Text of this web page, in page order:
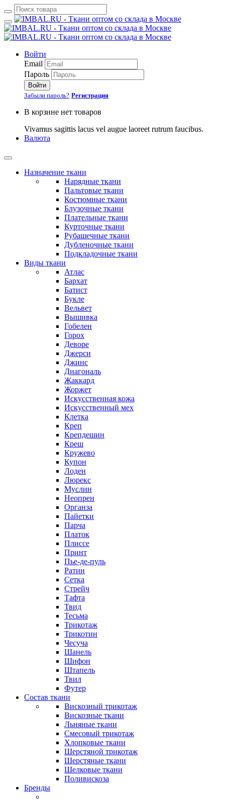
Войти
Email
Пароль
Войти
Забыли пароль? Регистрация
В корзине нет товаров
Vivamus sagittis lacus vel augue laoreet rutrum faucibus.
Валюта
Назначение ткани
Нарядные ткани
Пальтовые ткани
Костюмные ткани
Блузочные ткани
Плательные ткани
Курточные ткани
Рубашечные ткани
Дубленочные ткани
Подкладочные ткани
Виды ткани
Атлас
Бархат
Батист
Букле
Вельвет
Вышивка
Гобелен
Горох
Деворе
Джерси
Джинс
Диагональ
Жаккард
Жоржет
Искусственная кожа
Искусственный мех
Клетка
Креп
Крепдешин
Креш
Кружево
Купон
Лоден
Люрекс
Муслин
Неопрен
Органза
Пайетки
Парча
Платок
Плиссе
Принт
Пье-де-пуль
Ратин
Сетка
Стрейч
Тафта
Твид
Тесьма
Трикотаж
Трикотин
Чесуча
Шанель
Шифон
Штапель
Твил
Футер
Состав ткани
Вискозный трикотаж
Вискозные ткани
Льняные ткани
Смесовый трикотаж
Хлопковые ткани
Шерстяной трикотаж
Шерстяные ткани
Шелковые ткани
Поливискоза
Бренды